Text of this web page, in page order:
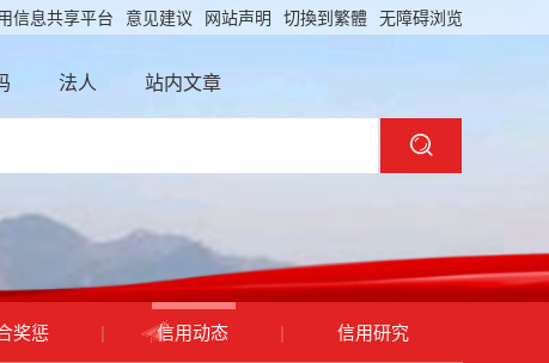
无障碍浏览
切換到繁體
网站声明
意见建议
信息共享平台
法人 站内文章
奖惩 | 信用动态 | 信用研究